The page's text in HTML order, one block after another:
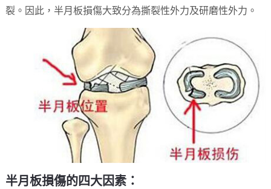
裂。因此，半月板損傷大致分為撕裂性外力及研磨性外力。
半月板損傷的四大因素：